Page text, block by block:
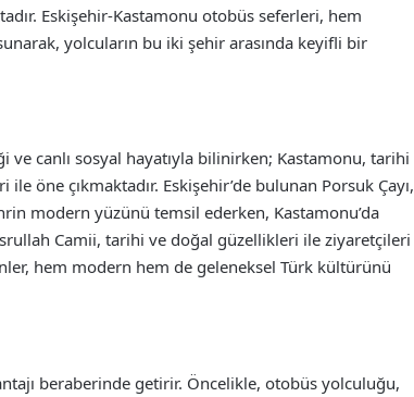
Eskişehir-Kastamonu otobüs seferleri, hem
yolcuların bu iki şehir arasında keyifli bir
ve canlı sosyal hayatıyla bilinirken; Kastamonu, tarihi
öne çıkmaktadır. Eskişehir’de bulunan Porsuk Çayı,
modern yüzünü temsil ederken, Kastamonu’da
Camii, tarihi ve doğal güzellikleri ile ziyaretçileri
hem modern hem de geleneksel Türk kültürünü
beraberinde getirir. Öncelikle, otobüs yolculuğu,